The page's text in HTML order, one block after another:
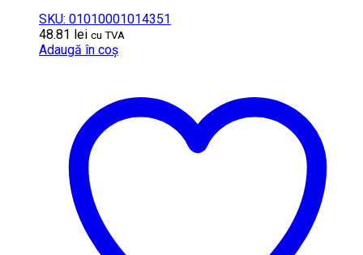
SKU: 01010001014351
48.81 lei cu TVA
Adaugă în coș